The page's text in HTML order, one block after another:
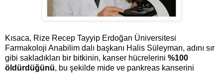
Kısaca, Rize Recep Tayyip Erdoğan Üniversitesi
Farmakoloji Anabilim dalı başkanı Halis Süleyman, adını sır
gibi sakladıkları bir bitkinin, kanser hücrelerini %100
öldürdüğünü, bu şekilde mide ve pankreas kanserini